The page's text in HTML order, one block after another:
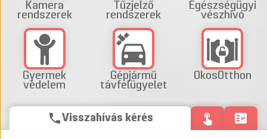
Kamera
rendszerek
Tűzjelző
rendszerek
Egészségügyi
vészhívó
Gyermek
védelem
Gépjármű
távfelügyelet
OkosOtthon
phoneVisszahívás kérés touch_app fact_check